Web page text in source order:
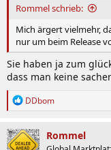
:
Rommel schrieb:
Mich ärgert vielmehr,
nur um beim Release
Sie haben ja zum
dass man keine
R
k
t
DDbom
Rommel